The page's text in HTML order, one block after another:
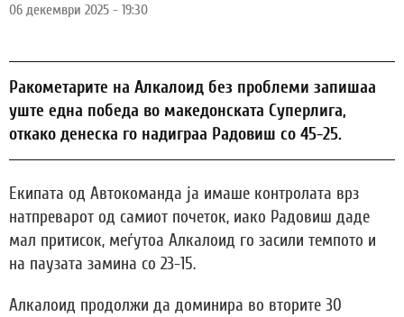
06 декември 2025 - 19:30
Ракометарите на Алкалоид без проблеми запишаа
уште една победа во македонската Суперлига,
откако денеска го надиграа Радовиш со 45-25.
Екипата од Автокоманда ја имаше контролата врз
натпреварот од самиот почеток, иако Радовиш даде
мал притисок, меѓутоа Алкалоид го засили темпото и
на паузата замина со 23-15.
Алкалоид продолжи да доминира во вторите 30